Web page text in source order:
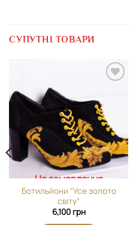
СУПУТНІ ТОВАРИ
вибране
На замовлення
Ботильйони “Усе золото
світу”
6,100 грн